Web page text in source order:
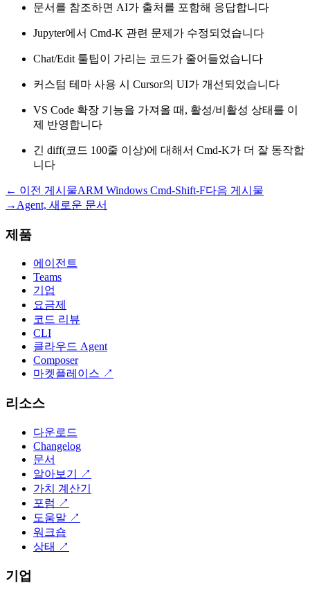
문서를 참조하면 AI가 출처를 포함해 응답합니다
Jupyter에서 Cmd-K 관련 문제가 수정되었습니다
Chat/Edit 툴팁이 가리는 코드가 줄어들었습니다
커스텀 테마 사용 시 Cursor의 UI가 개선되었습니다
VS Code 확장 기능을 가져올 때, 활성/비활성 상태를 이
제 반영합니다
긴 diff(코드 100줄 이상)에 대해서 Cmd-K가 더 잘 동작합
니다
← 이전 게시물ARM Windows Cmd-Shift-F다음 게시물
→ Agent, 새로운 문서
제품
에이전트
Teams
기업
요금제
코드 리뷰
CLI
클라우드 Agent
Composer
마켓플레이스 ↗
리소스
다운로드
Changelog
문서
알아보기
↗
가치 계산기
포럼 ↗
도움말 ↗
워크숍
상태 ↗
기업